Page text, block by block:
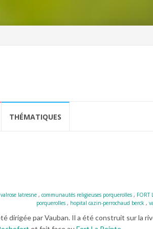
THÉMATIQUES
latresne , communautés religieuses porquerolles , FORT
porquerolles , hopital cazin-perrochaud berck ,
dirigée par Vauban. Il a été construit sur la